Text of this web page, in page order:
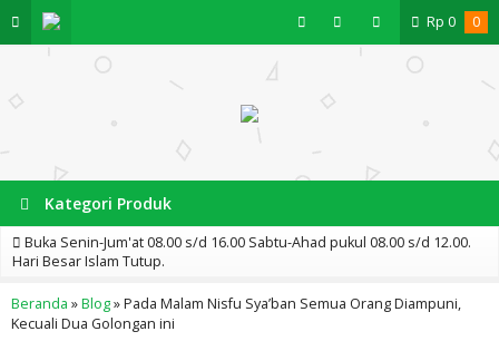
Rp 0 0
Kategori Produk
Buka Senin-Jum'at 08.00 s/d 16.00 Sabtu-Ahad pukul 08.00 s/d 12.00.
Hari Besar Islam Tutup.
Beranda »Blog»Pada Malam Nisfu Sya’ban Semua Orang Diampuni,
Kecuali Dua Golongan ini